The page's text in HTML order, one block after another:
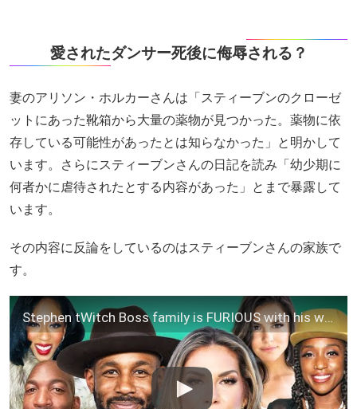
愛されたダンサー死後に侮辱される？
妻のアリソン・ホルカーさんは「スティーブンのクローゼ
ットにあった靴箱から大量の薬物が見つかった。薬物に依
存している可能性があったとは知らなかった」と明かして
います。さらにスティーブンさんの日記を読み「幼少期に
何者かに虐待されたとする内容があった」とまで暴露して
います。
その内容に反論をしているのはスティーブンさんの家族で
す。
Stephen tWitch Boss family is FURIOUS with his widow Allison for smearing his name! They EXPOSE Her!